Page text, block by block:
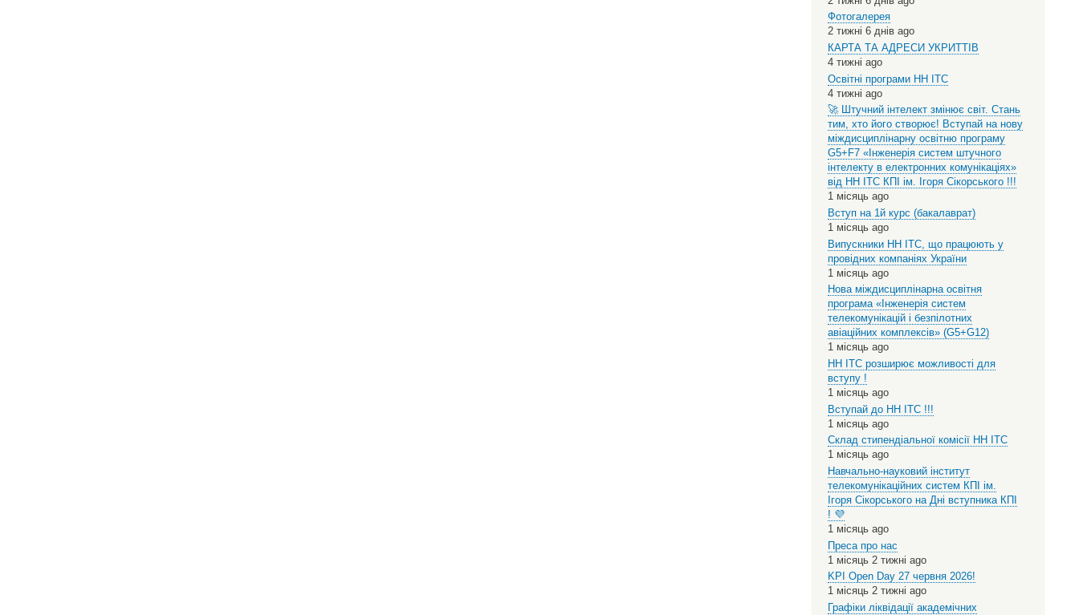
Фотогалерея
2 тижні 6 днів ago
КАРТА ТА АДРЕСИ УКРИТТІВ
4 тижні ago
Освітні програми НН ІТС
4 тижні ago
🚀 Штучний інтелект змінює світ. Стань
тим, хто його створює! Вступай на нову
міждисциплінарну освітню програму
G5+F7 «Інженерія систем штучного
інтелекту в електронних комунікаціях»
від НН ІТС КПІ ім. Ігоря Сікорського !!!
1 місяць ago
Вступ на 1й курс (бакалаврат)
1 місяць ago
Випускники НН ІТС, що працюють у
провідних компаніях України
1 місяць ago
Нова міждисциплінарна освітня
програма «Інженерія систем
телекомунікацій і безпілотних
авіаційних комплексів» (G5+G12)
1 місяць ago
НН ІТС розширює можливості для
вступу !
1 місяць ago
Вступай до НН ІТС !!!
1 місяць ago
Склад стипендіальної комісії НН ІТС
1 місяць ago
Навчально-науковий інститут
телекомунікаційних систем КПІ ім.
Ігоря Сікорського на Дні вступника КПІ
! 💜
1 місяць ago
Преса про нас
1 місяць 2 тижні ago
KPI Open Day 27 червня 2026!
1 місяць 2 тижні ago
Графіки ліквідації академічних